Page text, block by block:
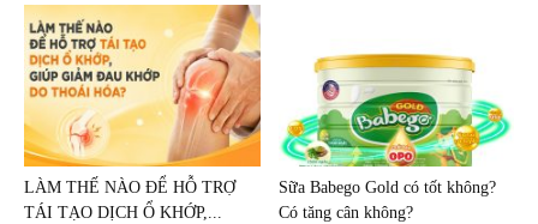
LÀM THẾ NÀO ĐỂ HỖ TRỢ
TÁI TẠO DỊCH Ổ KHỚP,...
Sữa Babego Gold có tốt không?
Có tăng cân không?